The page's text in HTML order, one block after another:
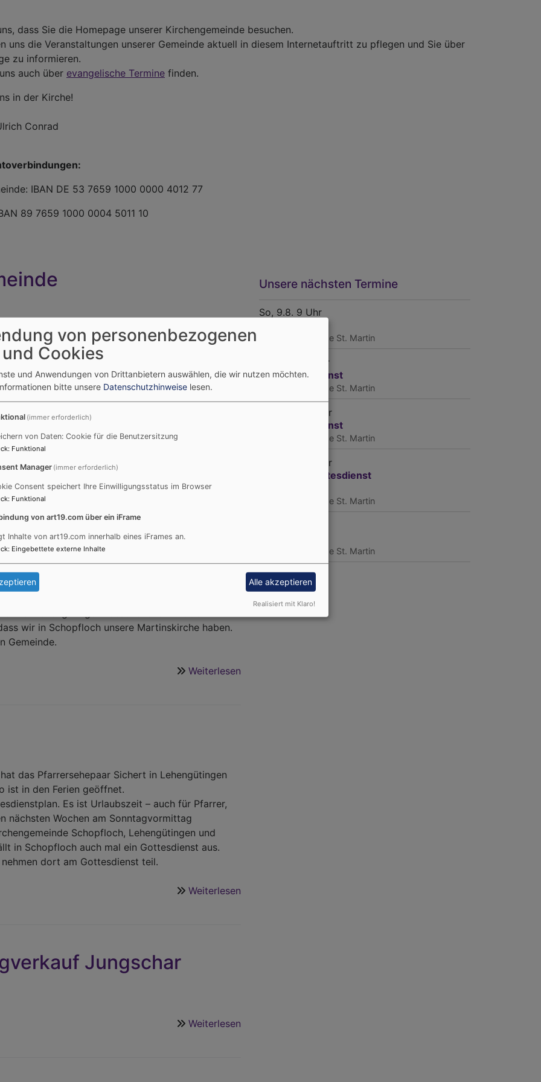
dass Sie die Homepage unserer Kirchengemeinde besuchen.
uns die Veranstaltungen unserer Gemeinde aktuell in diesem Internetauftritt zu pflegen und Sie über
zu informieren.
auch über evangelische Termine finden.
in der Kirche!
Conrad
IBAN DE 53 7659 1000 0000 4012 77
89 7659 1000 0004 5011 10
montiert und man kann endlich wieder den
wird auch wieder geläutet. Mehr als ein halbes
Schopflocher haben den vertrauten Klang
wieder Kirchweih gefeiert. Auch in diesem
Weil aber Kirchweih nicht nur Bierzelt,
einen kirchlichen Hintergrund hat, wollen
im Festzelt feiern.
der Lehengütinger Posaunenchor. Mit dem
wir in Schopfloch unsere Martinskirche haben.
Gemeinde.
Weiterlesen
das Pfarrersehepaar Sichert in Lehengütingen
ist in den Ferien geöffnet.
Es ist Urlaubszeit – auch für Pfarrer,
nächsten Wochen am Sonntagvormittag
Schopfloch, Lehengütingen und
in Schopfloch auch mal ein Gottesdienst aus.
dort am Gottesdienst teil.
Weiterlesen
Jungschar
Weiterlesen
Unsere nächsten Termine
So, 9.8. 9 Uhr
Kirche St. Martin
So, 16.8. 10 Uhr
kein Gottesdienst
Kirche St. Martin
So, 23.8. 10 Uhr
kein Gottesdienst
Kirche St. Martin
So, 30.8. 10 Uhr
Kirchweih Gottesdienst
Kirche St. Martin
Kirche St. Martin
von personenbezogenen
Cookies
und Anwendungen von Drittanbietern auswählen, die wir nutzen möchten.
bitte unsere Datenschutzhinweise lesen.
(immer erforderlich)
von Daten: Cookie für die Benutzersitzung
: Funktional
Manager (immer erforderlich)
Consent speichert Ihre Einwilligungsstatus im Browser
: Funktional
von art19.com über ein iFrame
Inhalte von art19.com innerhalb eines iFrames an.
: Eingebettete externe Inhalte
Alle akzeptieren
Realisiert mit Klaro!